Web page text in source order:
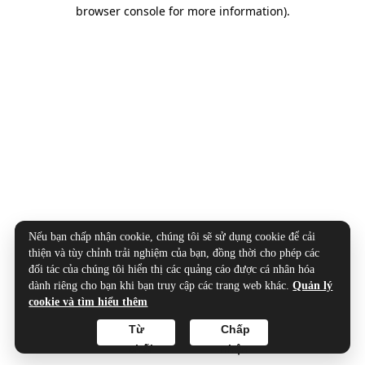
browser console for more information).
Nếu bạn chấp nhận cookie, chúng tôi sẽ sử dụng cookie để cải
thiện và tùy chỉnh trải nghiệm của bạn, đồng thời cho phép các
đối tác của chúng tôi hiển thị các quảng cáo được cá nhân hóa
dành riêng cho bạn khi bạn truy cập các trang web khác.Quản lý
cookie và tìm hiểu thêm
Chấp
nhận
Từ
chối